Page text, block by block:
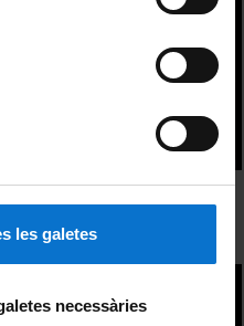
les galetes
necessàries
anys del Postgrau en